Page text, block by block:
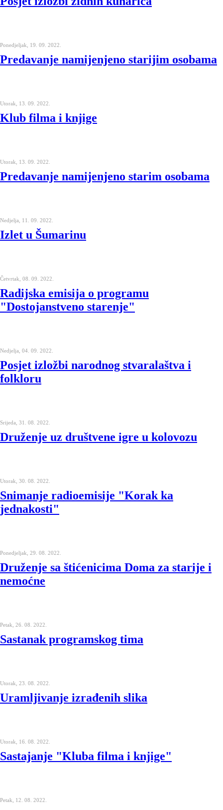
Ponedjeljak, 19. 09. 2022.
Predavanje namijenjeno starijim osobama
Utorak, 13. 09. 2022.
Klub filma i knjige
Utorak, 13. 09. 2022.
Predavanje namijenjeno starim osobama
Nedjelja, 11. 09. 2022.
Izlet u Šumarinu
Četvrtak, 08. 09. 2022.
Radijska emisija o programu
"Dostojanstveno starenje"
Nedjelja, 04. 09. 2022.
Posjet izložbi narodnog stvaralaštva i
folkloru
Srijeda, 31. 08. 2022.
Druženje uz društvene igre u kolovozu
Utorak, 30. 08. 2022.
Snimanje radioemisije "Korak ka
jednakosti"
Ponedjeljak, 29. 08. 2022.
Druženje sa štićenicima Doma za starije i
nemoćne
Petak, 26. 08. 2022.
Sastanak programskog tima
Utorak, 23. 08. 2022.
Uramljivanje izrađenih slika
Utorak, 16. 08. 2022.
Sastajanje "Kluba filma i knjige"
Petak, 12. 08. 2022.